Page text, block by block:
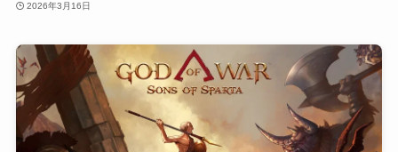
2026年3月16日